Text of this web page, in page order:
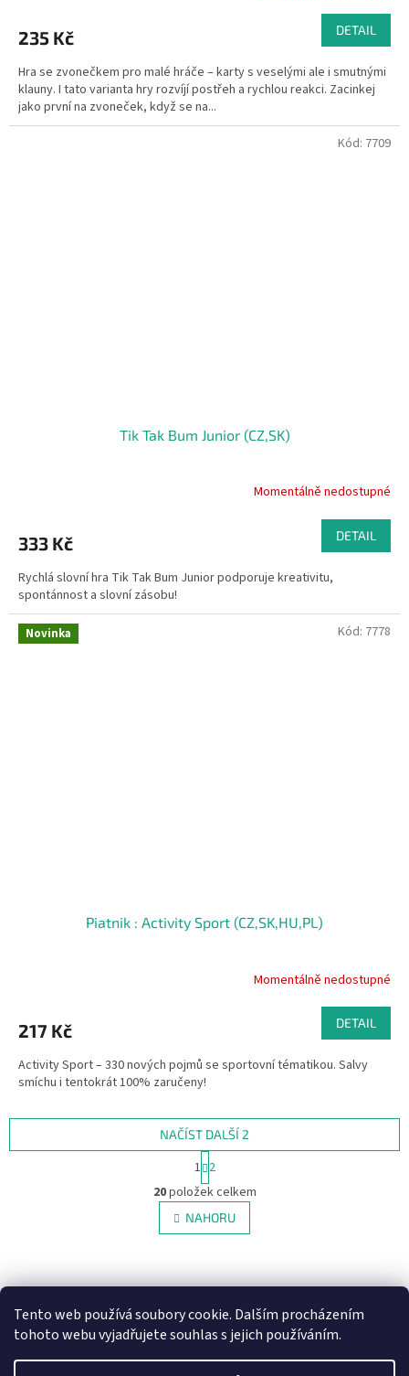
Tento web používá soubory cookie. Dalším procházením
tohoto webu vyjadřujete souhlas s jejich používáním.
235 Kč DETAIL
Hra se zvonečkem pro malé hráče – karty s veselými ale i smutnými
klauny. I tato varianta hry rozvíjí postřeh a rychlou reakci. Zacinkej
jako první na zvoneček, když se na...
Tik Tak Bum Junior (CZ,SK)
Momentálně nedostupné
333 Kč DETAIL
Rychlá slovní hra Tik Tak Bum Junior podporuje kreativitu,
spontánnost a slovní zásobu!
Kód: 7709
Novinka
Piatnik : Activity Sport (CZ,SK,HU,PL)
Momentálně nedostupné
217 Kč DETAIL
Activity Sport – 330 nových pojmů se sportovní tématikou. Salvy
smíchu i tentokrát 100% zaručeny!
Kód: 7778
O
v
l
á
c
p
r
v
NAČÍST DALŠÍ 2
t
r
á
n
k
á
í
1 2
20položek celkem
NAHORU
á